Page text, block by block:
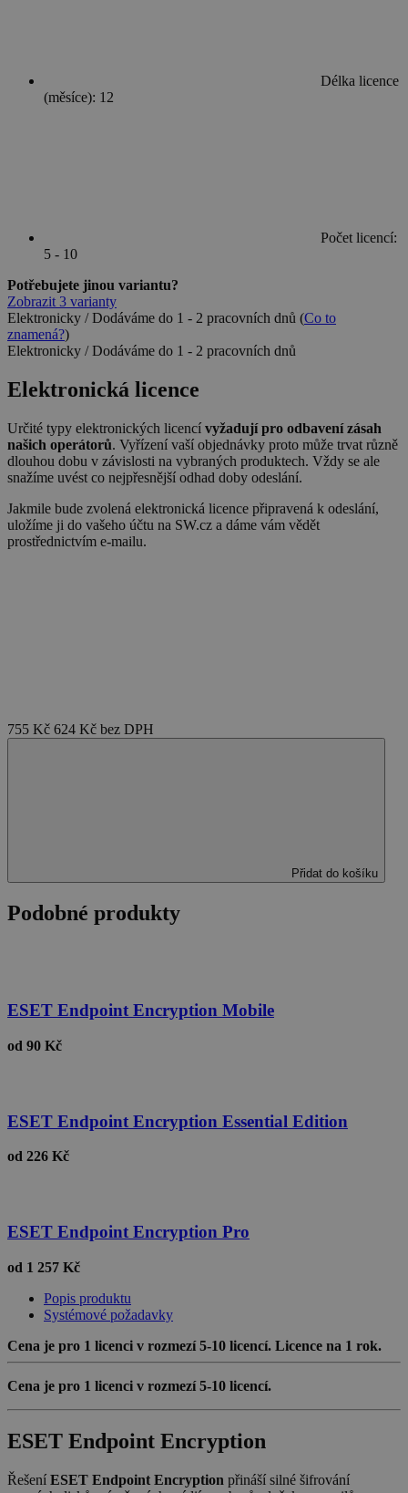
Délka licence
(měsíce): 12
Počet licencí:
5 - 10
Potřebujete jinou variantu?
Zobrazit 3 varianty
Elektronicky / Dodáváme do 1 - 2 pracovních dnů (Co to
znamená?)
Elektronicky / Dodáváme do 1 - 2 pracovních dnů
Elektronická licence
Určité typy elektronických licencí vyžadují pro odbavení zásah
našich operátorů. Vyřízení vaší objednávky proto může trvat různě
dlouhou dobu v závislosti na vybraných produktech. Vždy se ale
snažíme uvést co nejpřesnější odhad doby odeslání.
Jakmile bude zvolená elektronická licence připravená k odeslání,
uložíme ji do vašeho účtu na SW.cz a dáme vám vědět
prostřednictvím e-mailu.
755 Kč 624 Kč bez DPH
Přidat do košíku
Podobné produkty
ESET Endpoint Encryption Mobile
od 90 Kč
ESET Endpoint Encryption Essential Edition
od 226 Kč
ESET Endpoint Encryption Pro
od 1 257 Kč
Popis produktu
Systémové požadavky
Cena je pro 1 licenci v rozmezí 5-10 licencí. Licence na 1 rok.
Cena je pro 1 licenci v rozmezí 5-10 licencí.
ESET Endpoint Encryption
Řešení ESET Endpoint Encryption přináší silné šifrování